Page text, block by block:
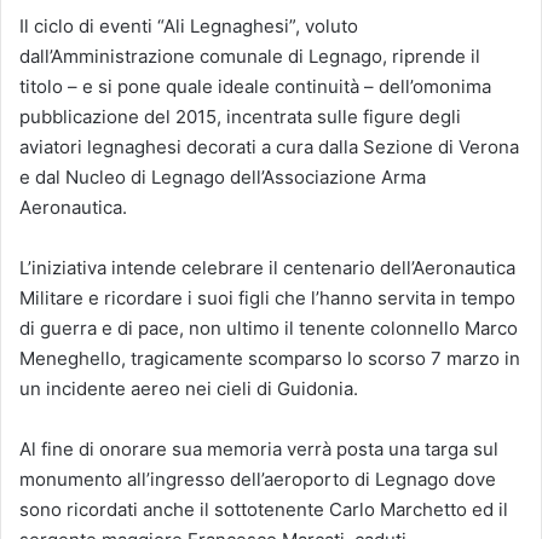
Il ciclo di eventi “Ali Legnaghesi”, voluto
dall’Amministrazione comunale di Legnago, riprende il
titolo – e si pone quale ideale continuità – dell’omonima
pubblicazione del 2015, incentrata sulle figure degli
aviatori legnaghesi decorati a cura dalla Sezione di Verona
e dal Nucleo di Legnago dell’Associazione Arma
Aeronautica.
L’iniziativa intende celebrare il centenario dell’Aeronautica
Militare e ricordare i suoi figli che l’hanno servita in tempo
di guerra e di pace, non ultimo il tenente colonnello Marco
Meneghello, tragicamente scomparso lo scorso 7 marzo in
un incidente aereo nei cieli di Guidonia.
Al fine di onorare sua memoria verrà posta una targa sul
monumento all’ingresso dell’aeroporto di Legnago dove
sono ricordati anche il sottotenente Carlo Marchetto ed il